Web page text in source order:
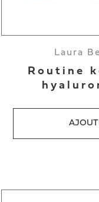
Laura
Routine